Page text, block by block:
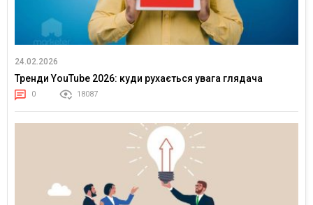
24.02.2026
Тренди YouTube 2026: куди рухається увага глядача
0 18087